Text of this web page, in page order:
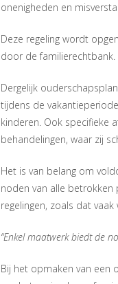
onenigheden en
Deze regeling wordt
door de familierechtbank.
Dergelijk
tijdens de
kinderen. Ook specifieke
behandelingen, waar zij
Het is van belang om
noden van alle
regelingen, zoals dat
“Enkel maatwerk biedt de
Bij het opmaken van een